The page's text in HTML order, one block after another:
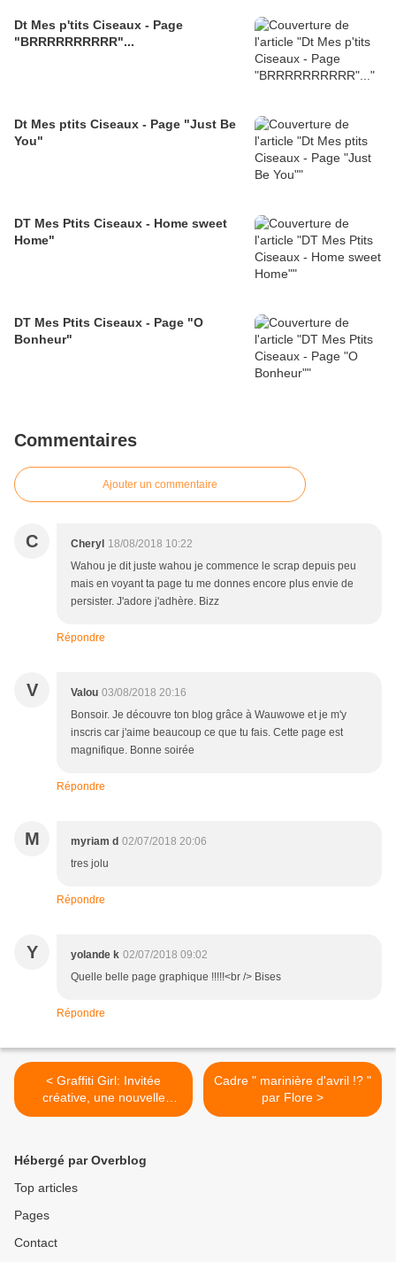
Dt Mes p'tits Ciseaux - Page
"BRRRRRRRRRR"...
Dt Mes ptits Ciseaux - Page "Just Be
You"
DT Mes Ptits Ciseaux - Home sweet
Home"
DT Mes Ptits Ciseaux - Page "O
Bonheur"
Commentaires
Ajouter un commentaire
C Cheryl 18/08/2018 10:22
Wahou je dit juste wahou je commence le scrap depuis peu
mais en voyant ta page tu me donnes encore plus envie de
persister. J'adore j'adhère. Bizz
Répondre
V Valou 03/08/2018 20:16
Bonsoir. Je découvre ton blog grâce à Wauwowe et je m'y
inscris car j'aime beaucoup ce que tu fais. Cette page est
magnifique. Bonne soirée
Répondre
M myriam d 02/07/2018 20:06
tres jolu
Répondre
Y yolande k 02/07/2018 09:02
Quelle belle page graphique !!!!!<br /> Bises
Répondre
< Graffiti Girl: Invitée
créative, une nouvelle
page!
Cadre " marinière d'avril !? "
par Flore >
Hébergé par Overblog
Top articles
Pages
Contact